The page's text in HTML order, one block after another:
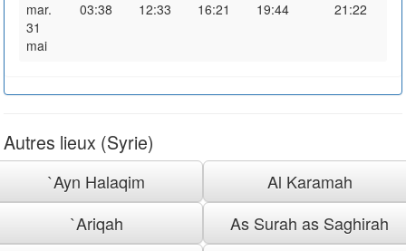
mar.
31
mai
03:38 12:33 16:21 19:44 21:22
Autres lieux (Syrie)
`Ayn Halaqim
Al Karamah
`Ariqah
As Surah as Saghirah